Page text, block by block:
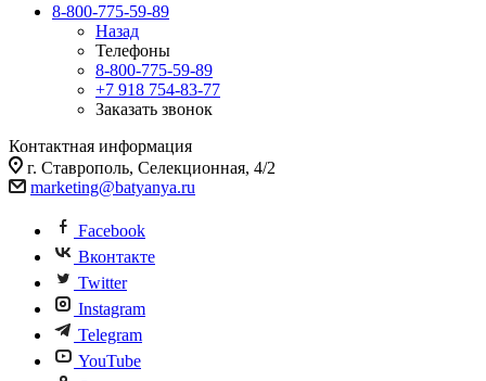
8-800-775-59-89
Назад
Телефоны
8-800-775-59-89
+7 918 754-83-77
Заказать звонок
Контактная информация
г. Ставрополь, Селекционная, 4/2
marketing@batyanya.ru
Facebook
Вконтакте
Twitter
Instagram
Telegram
YouTube